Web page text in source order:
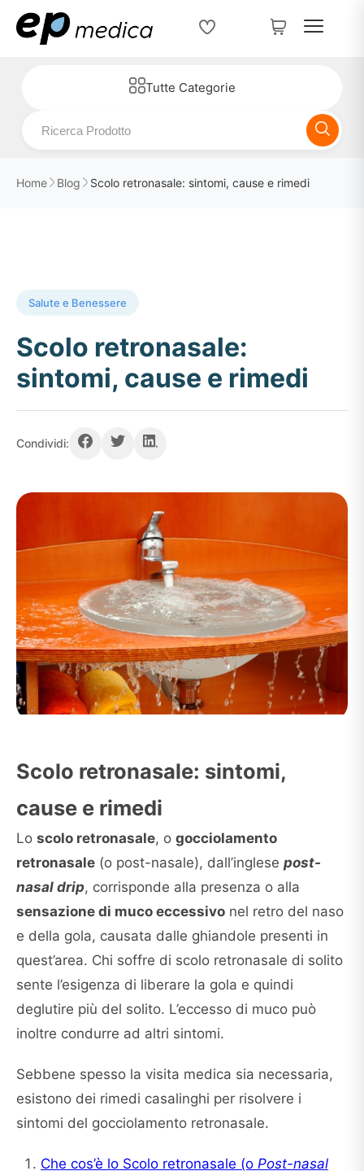
Tutte Categorie
Home Blog Scolo retronasale: sintomi, cause e rimedi
Salute e Benessere
Scolo retronasale:
sintomi, cause e rimedi
Condividi:
Scolo retronasale: sintomi,
cause e rimedi
Lo scolo retronasale, o gocciolamento
retronasale (o post-nasale), dall’inglese post-
nasal drip, corrisponde alla presenza o alla
sensazione di muco eccessivo nel retro del naso
e della gola, causata dalle ghiandole presenti in
quest’area. Chi soffre di scolo retronasale di solito
sente l’esigenza di liberare la gola e quindi
deglutire più del solito. L’eccesso di muco può
inoltre condurre ad altri sintomi.
Sebbene spesso la visita medica sia necessaria,
esistono dei rimedi casalinghi per risolvere i
sintomi del gocciolamento retronasale.
Che cos’è lo Scolo retronasale (o Post-nasal